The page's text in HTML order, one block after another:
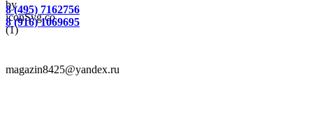
8 (495) 7162756
8 (916) 1069695
magazin8425@yandex.ru